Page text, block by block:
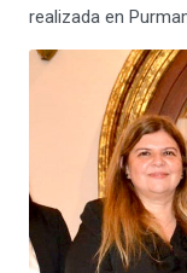
realizada en